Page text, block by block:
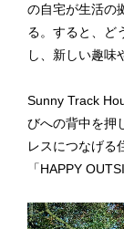
の自宅が生活の
る。すると、
し、新しい趣味
Sunny Track
びへの背中を押
レスにつなげる
「HAPPY